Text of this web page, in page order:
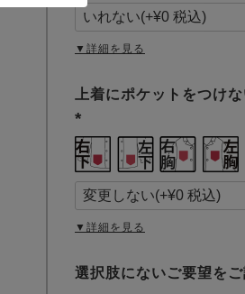
須
)
▼詳細を見る
上着にポケットをつけ
(
必
須
)
▼詳細を見る
選択肢にないご要望を